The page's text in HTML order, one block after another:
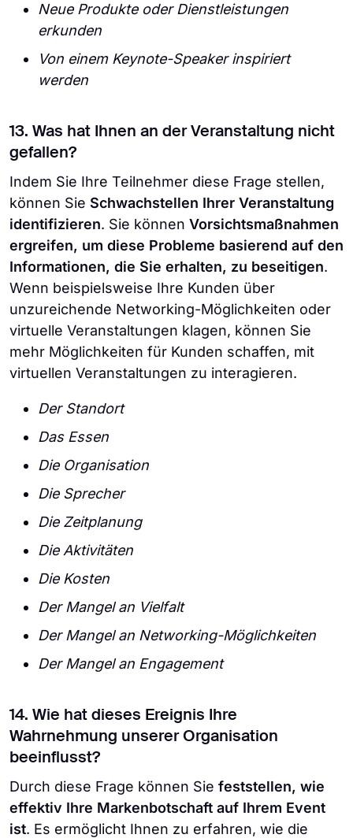
Neue Produkte oder Dienstleistungen
erkunden
Von einem Keynote-Speaker inspiriert
werden
13. Was hat Ihnen an der Veranstaltung nicht
gefallen?
Indem Sie Ihre Teilnehmer diese Frage stellen,
können Sie Schwachstellen Ihrer Veranstaltung
identifizieren. Sie können Vorsichtsmaßnahmen
ergreifen, um diese Probleme basierend auf den
Informationen, die Sie erhalten, zu beseitigen.
Wenn beispielsweise Ihre Kunden über
unzureichende Networking-Möglichkeiten oder
virtuelle Veranstaltungen klagen, können Sie
mehr Möglichkeiten für Kunden schaffen, mit
virtuellen Veranstaltungen zu interagieren.
Der Standort
Das Essen
Die Organisation
Die Sprecher
Die Zeitplanung
Die Aktivitäten
Die Kosten
Der Mangel an Vielfalt
Der Mangel an Networking-Möglichkeiten
Der Mangel an Engagement
14. Wie hat dieses Ereignis Ihre
Wahrnehmung unserer Organisation
beeinflusst?
Durch diese Frage können Sie feststellen, wie
effektiv Ihre Markenbotschaft auf Ihrem Event
ist. Es ermöglicht Ihnen zu erfahren, wie die